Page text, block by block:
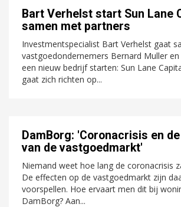
Bart Verhelst start Sun Lane
samen met partners
Investmentspecialist Bart Verhelst gaat
vastgoedondernemers Bernard Muller en
een nieuw bedrijf starten: Sun Lane
gaat zich richten op...
DamBorg: 'Coronacrisis en
van de vastgoedmarkt'
Niemand weet hoe lang de coronacrisis
De effecten op de vastgoedmarkt zijn
voorspellen. Hoe ervaart men dit bij
DamBorg? Aan...